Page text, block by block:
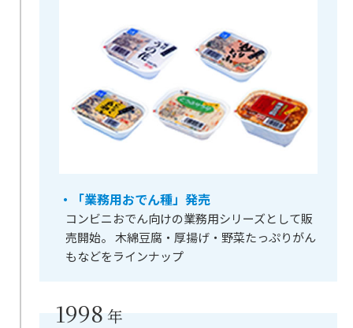
・「業務用おでん種」発売
コンビニおでん向けの業務用シリーズとして販
売開始。 木綿豆腐・厚揚げ・野菜たっぷりがん
もなどをラインナップ
1998 年